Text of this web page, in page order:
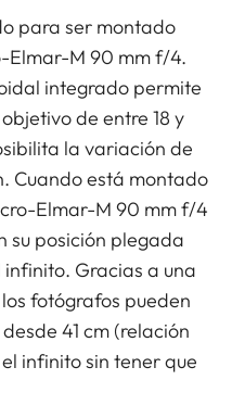
para ser montado
Elmar-M 90 mm f/4.
integrado permite
de entre 18 y
la variación de
Cuando está montado
Elmar-M 90 mm f/4
su posición plegada
Gracias a una
fotógrafos pueden
41 cm (relación
infinito sin tener que